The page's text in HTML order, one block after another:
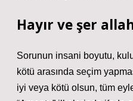
Hayır ve şer
Sorunun insani boyutu,
kötü arasında seçim
iyi veya kötü olsun, tüm